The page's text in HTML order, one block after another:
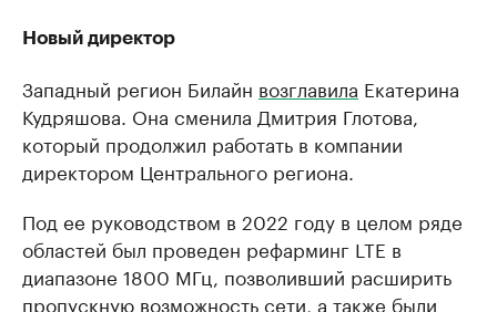
Новый директор
Западный регион Билайн возглавила Екатерина
Кудряшова. Она сменила Дмитрия Глотова,
который продолжил работать в компании
директором Центрального региона.
Под ее руководством в 2022 году в целом ряде
областей был проведен рефарминг LTE в
диапазоне 1800 МГц, позволивший расширить
пропускную возможность сети, а также были